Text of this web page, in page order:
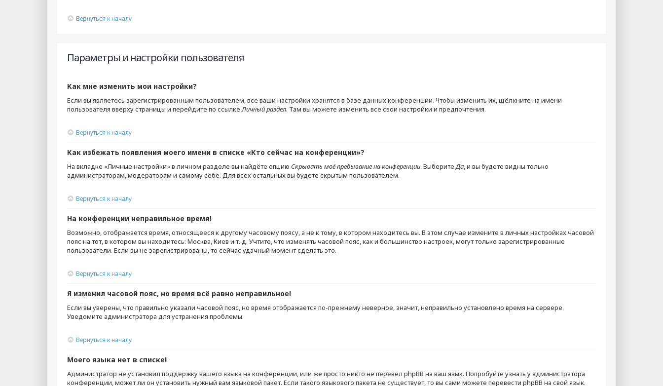
Вернуться к началу
Параметры и настройки пользователя
Как мне изменить мои настройки?
Если вы являетесь зарегистрированным пользователем, все ваши настройки хранятся в базе данных конференции. Чтобы изменить их, щёлкните на имени
пользователя вверху страницы и перейдите по ссылкеЛичный раздел. Там вы можете изменить все свои настройки и предпочтения.
Вернуться к началу
Как избежать появления моего имени в списке «Кто сейчас на конференции»?
На вкладке «Личные настройки» в личном разделе вы найдёте опцию Скрывать моё пребывание на конференции. ВыберитеДа, и вы будете видны только
администраторам, модераторам и самому себе. Для всех остальных вы будете скрытым пользователем.
Вернуться к началу
На конференции неправильное время!
Возможно, отображается время, относящееся к другому часовому поясу, а не к тому, в котором находитесь вы. В этом случае измените в личных настройках часовой
пояс на тот, в котором вы находитесь: Москва, Киев и т. д. Учтите, что изменять часовой пояс, как и большинство настроек, могут только зарегистрированные
пользователи. Если вы не зарегистрированы, то сейчас удачный момент сделать это.
Вернуться к началу
Я изменил часовой пояс, но время всё равно неправильное!
Если вы уверены, что правильно указали часовой пояс, но время отображается по-прежнему неверное, значит, неправильно установлено время на сервере.
Уведомите администратора для устранения проблемы.
Вернуться к началу
Моего языка нет в списке!
Администратор не установил поддержку вашего языка на конференции, или же просто никто не перевёл phpBB на ваш язык. Попробуйте узнать у администратора
конференции, может ли он установить нужный вам языковой пакет. Если такого языкового пакета не существует, то вы сами можете перевести phpBB на свой язык.